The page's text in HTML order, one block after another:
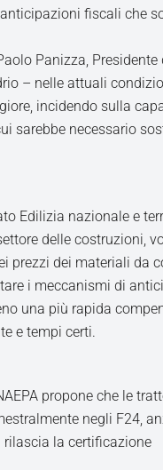
fiscali che
Panizza, Presidente
– nelle attuali
incidendo sulla
sarebbe necessario
Edilizia nazionale e
delle costruzioni,
prezzi dei materiali da
i meccanismi di
una più rapida
e tempi certi.
propone che le
negli F24,
rilascia la certificazione